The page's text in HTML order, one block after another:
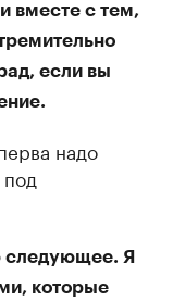
вместе с тем,
если вы
надо
следующее. Я
которые